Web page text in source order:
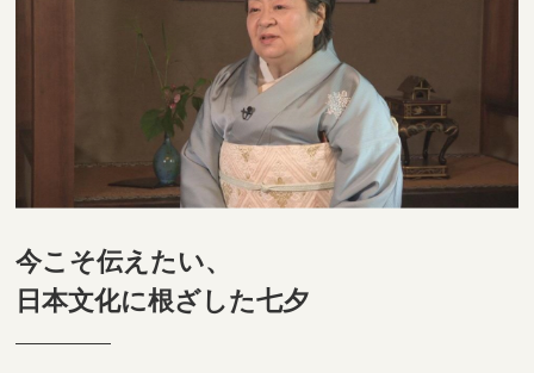
今こそ伝えたい、
日本文化に根ざした七夕